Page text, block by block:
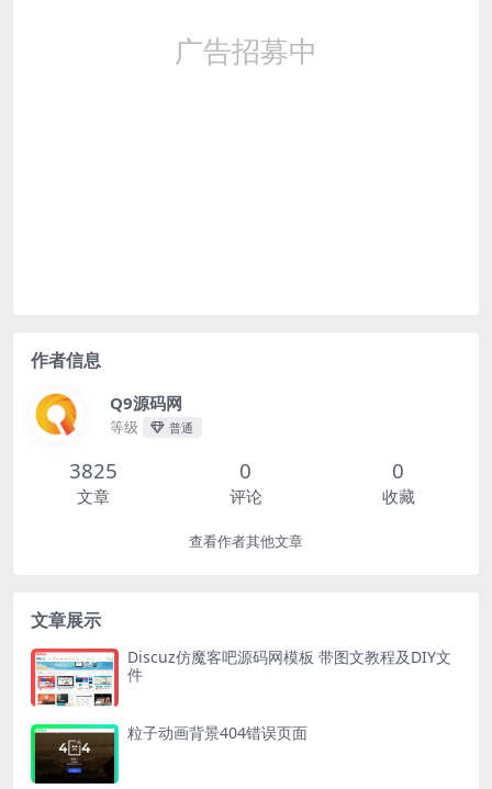
作者信息
Q9源码网
等级 普通
3825
文章
0
评论
0
收藏
查看作者其他文章
文章展示
Discuz仿魔客吧源码网模板 带图文教程及DIY文
件
粒子动画背景404错误页面